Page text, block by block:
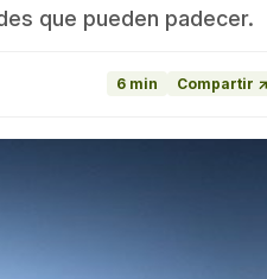
que pueden padecer.
6 min Compartir ↗